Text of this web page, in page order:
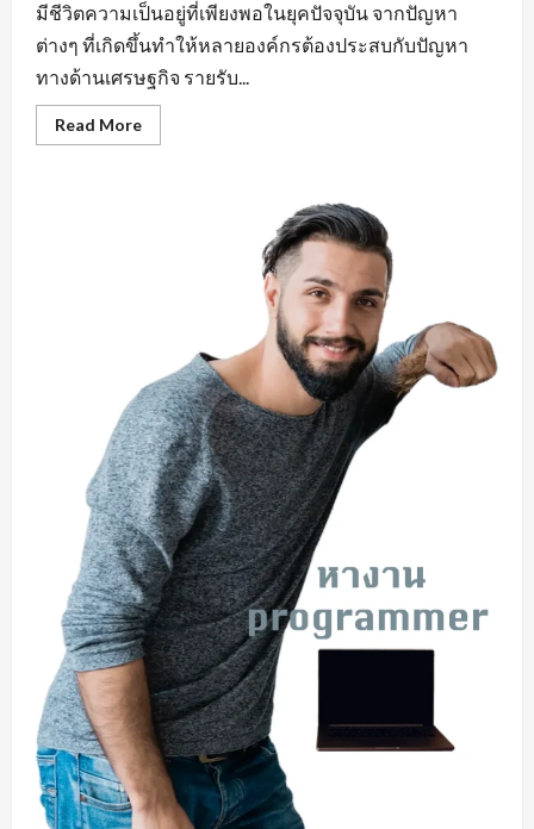
มีชีวิตความเป็นอยู่ที่เพียงพอในยุคปัจจุบัน จากปัญหา
ต่างๆ ที่เกิดขึ้นทำให้หลายองค์กรต้องประสบกับปัญหา
ทางด้านเศรษฐกิจ รายรับ...
Read MoreRead
more